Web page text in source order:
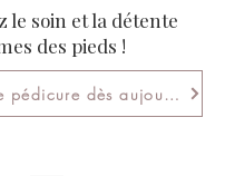
le soin et la détente
des pieds !
Réservez votre pédicure dès aujourd'hui !